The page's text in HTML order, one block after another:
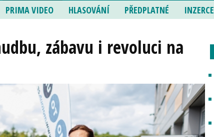
PRIMA VIDEO HLASOVÁNÍ PŘEDPLATNÉ INZERCE
zábavu i revoluci na